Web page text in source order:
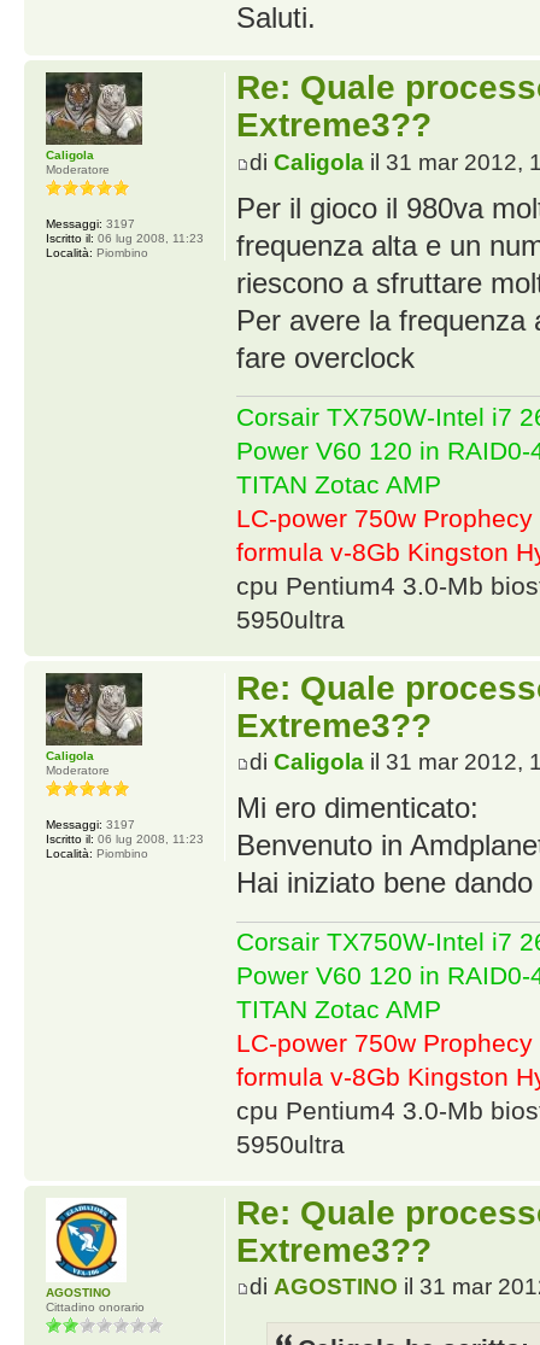
Saluti.
Re: Quale
Extreme3??
di Caligolail 31 mar 2012,
Per il gioco il 980va
frequenza alta e un
riescono a sfruttare
Per avere la
fare overclock
Corsair TX750W-Intel i7
Power V60 120 in
TITAN Zotac AMP
LC-power 750w
formula v-8Gb Kingston
cpu Pentium4 3.0-Mb
5950ultra
Caligola
Moderatore
Messaggi: 3197
Iscritto il: 06 lug 2008, 11:23
Località: Piombino
Re: Quale
Extreme3??
di Caligolail 31 mar 2012,
Mi ero dimenticato:
Benvenuto in
Hai iniziato bene
Corsair TX750W-Intel i7
Power V60 120 in
TITAN Zotac AMP
LC-power 750w
formula v-8Gb Kingston
cpu Pentium4 3.0-Mb
5950ultra
Caligola
Moderatore
Messaggi: 3197
Iscritto il: 06 lug 2008, 11:23
Località: Piombino
Re: Quale
Extreme3??
di AGOSTINO il 31 mar
AGOSTINO
Cittadino onorario